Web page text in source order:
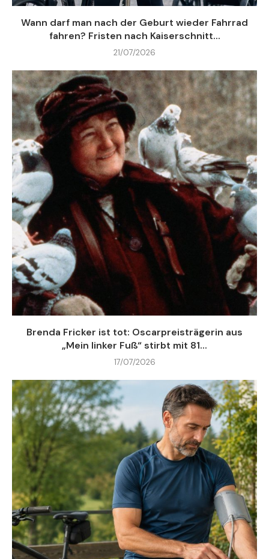
Wann darf man nach der Geburt wieder Fahrrad
fahren? Fristen nach Kaiserschnitt...
21/07/2026
Brenda Fricker ist tot: Oscarpreisträgerin aus
„Mein linker Fuß“ stirbt mit 81...
17/07/2026